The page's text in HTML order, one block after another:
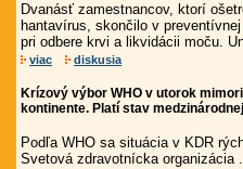
Dvanásť zamestnancov, ktorí
hantavírus, skončilo v
pri odbere krvi a likvidácii moču.
viac diskusia
Krízový výbor WHO v utorok
kontinente. Platí stav
Podľa WHO sa situácia v KDR
Svetová zdravotnícka organizácia